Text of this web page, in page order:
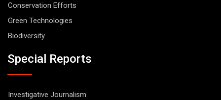
Conservation Efforts
Green Technologies
Biodiversity
Special Reports
Investigative Journalism